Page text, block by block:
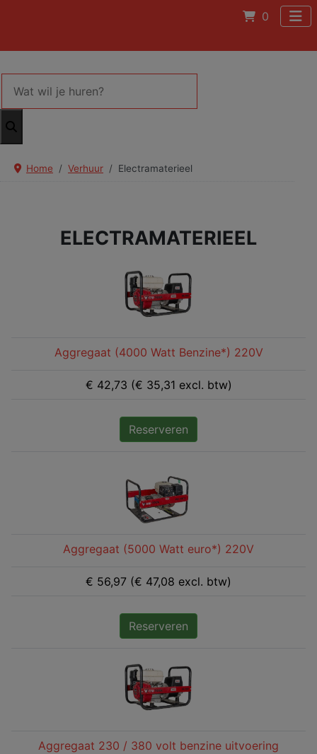
0
Home Verhuur Electramaterieel
ELECTRAMATERIEEL
Aggregaat (4000 Watt Benzine*) 220V
€ 42,73 (€ 35,31 excl. btw)
Reserveren
Aggregaat (5000 Watt euro*) 220V
€ 56,97 (€ 47,08 excl. btw)
Reserveren
Aggregaat 230 / 380 volt benzine uitvoering